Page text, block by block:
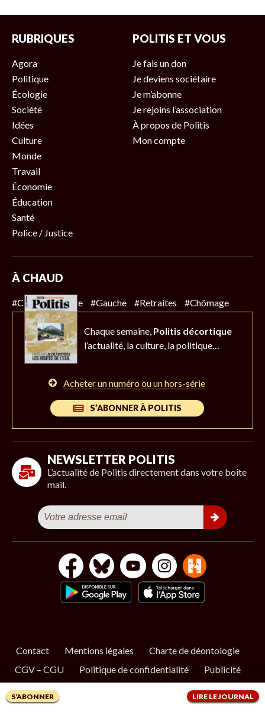
RUBRIQUES
Agora
Politique
Écologie
Société
Idées
Culture
Monde
Travail
Économie
Éducation
Santé
Police / Justice
POLITIS ET VOUS
Je fais un don
Je deviens sociétaire
Je m’abonne
Je rejoins l’association
À propos de Politis
Mon compte
À CHAUD
#Climat #Police #Gauche #Retraites #Chômage
Chaque semaine, Politis décortique
l’actualité, la culture, la politique…
Acheter un numéro ou un hors-série
S’ABONNER À POLITIS
NEWSLETTER POLITIS
L’actualité de Politis directement dans votre boîte
mail.
Contact Mentions légales
Charte de déontologie
CGV – CGU
Politique de confidentialité
Publicité
S’ABONNER LIRE LE JOURNAL